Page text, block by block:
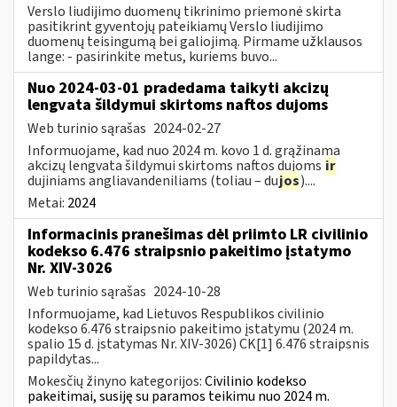
Verslo liudijimo duomenų tikrinimo priemonė skirta
pasitikrint gyventojų pateikiamų Verslo liudijimo
duomenų teisingumą bei galiojimą. Pirmame užklausos
lange: - pasirinkite metus, kuriems buvo...
Nuo 2024-03-01 pradedama taikyti akcizų
lengvata šildymui skirtoms naftos dujoms
Web turinio sąrašas 2024-02-27
Informuojame, kad nuo 2024 m. kovo 1 d. grąžinama
akcizų lengvata šildymui skirtoms naftos dujoms ir
dujiniams angliavandeniliams (toliau – dujos)....
Metai: 2024
Informacinis pranešimas dėl priimto LR civilinio
kodekso 6.476 straipsnio pakeitimo įstatymo
Nr. XIV-3026
Web turinio sąrašas 2024-10-28
Informuojame, kad Lietuvos Respublikos civilinio
kodekso 6.476 straipsnio pakeitimo įstatymu (2024 m.
spalio 15 d. įstatymas Nr. XIV-3026) CK[1] 6.476 straipsnis
papildytas...
Mokesčių žinyno kategorijos:Civilinio kodekso
pakeitimai, susiję su paramos teikimu nuo 2024 m.